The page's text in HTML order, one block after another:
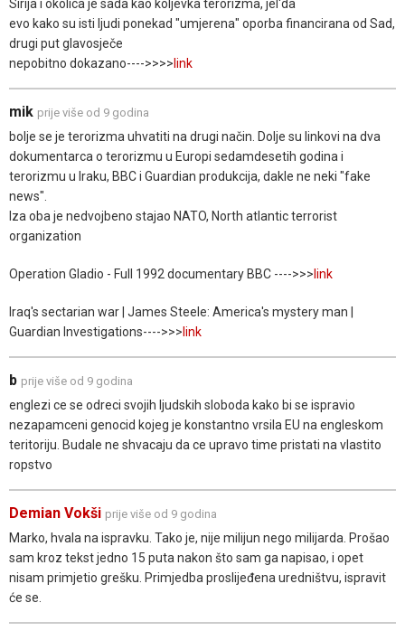
Sirija i okolica je sada kao koljevka terorizma, jel'da
evo kako su isti ljudi ponekad "umjerena" oporba financirana od Sad,
drugi put glavosječe
nepobitno dokazano---->>>>link
mik prije više od 9 godina
bolje se je terorizma uhvatiti na drugi način. Dolje su linkovi na dva
dokumentarca o terorizmu u Europi sedamdesetih godina i
terorizmu u Iraku, BBC i Guardian produkcija, dakle ne neki "fake
news".
Iza oba je nedvojbeno stajao NATO, North atlantic terrorist
organization
Operation Gladio - Full 1992 documentary BBC ---->>>link
Iraq's sectarian war | James Steele: America's mystery man |
Guardian Investigations---->>>link
b prije više od 9 godina
englezi ce se odreci svojih ljudskih sloboda kako bi se ispravio
nezapamceni genocid kojeg je konstantno vrsila EU na engleskom
teritoriju. Budale ne shvacaju da ce upravo time pristati na vlastito
ropstvo
Demian Vokši prije više od 9 godina
Marko, hvala na ispravku. Tako je, nije milijun nego milijarda. Prošao
sam kroz tekst jedno 15 puta nakon što sam ga napisao, i opet
nisam primjetio grešku. Primjedba proslijeđena uredništvu, ispravit
će se.